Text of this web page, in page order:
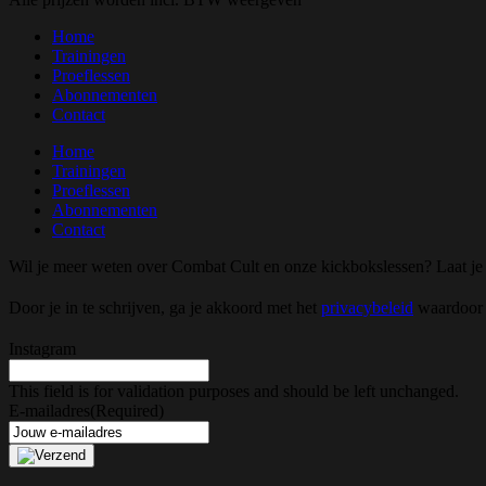
Home
Trainingen
Proeflessen
Abonnementen
Contact
Home
Trainingen
Proeflessen
Abonnementen
Contact
Wil je meer weten over Combat Cult en onze kickbokslessen? Laat
Door je in te schrijven, ga je akkoord met het privacybeleid
Instagram
This field is for validation purposes and should be left unchanged.
E-mailadres(Required)